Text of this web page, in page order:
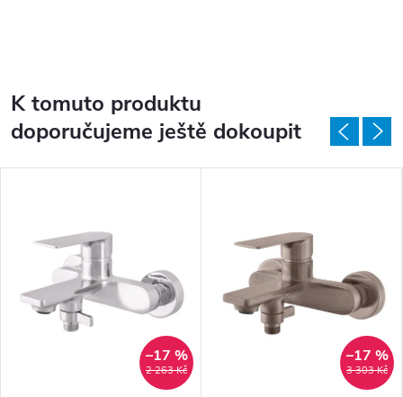
K tomuto produktu
doporučujeme ještě dokoupit
2 263 Kč
–17 %
3 303 Kč
–17 %